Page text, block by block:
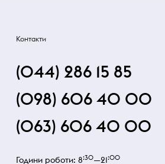
Контакти
(044) 286 15 85
(098) 606 40 00
(063) 606 40 00
Години роботи: 8:30—21:00